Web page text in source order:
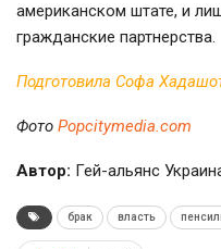
американском штате, и
гражданские партнерства.
Подготовила Софа
Фото Рopcitymedia.com
Автор: Гей-альянс
брак власть